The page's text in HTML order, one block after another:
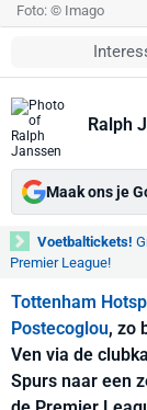
Foto: © Imago
Ralph
Maak ons je
Voetbaltickets!
Premier League!
Tottenham
Postecoglou, zo
Ven via de
Spurs naar een